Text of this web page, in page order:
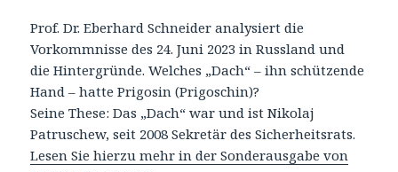
Prof. Dr. Eberhard Schneider analysiert die
Vorkommnisse des 24. Juni 2023 in Russland und
die Hintergründe. Welches „Dach“ – ihn schützende
Hand – hatte Prigosin (Prigoschin)?
Seine These: Das „Dach“ war und ist Nikolaj
Patruschew, seit 2008 Sekretär des Sicherheitsrats.
Lesen Sie hierzu mehr in der Sonderausgabe von